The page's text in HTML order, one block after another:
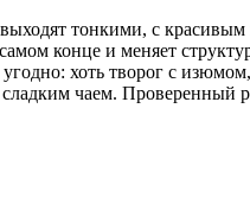
тонкими, с
конце и меняет
угодно: хоть творог с
чаем. Проверенный